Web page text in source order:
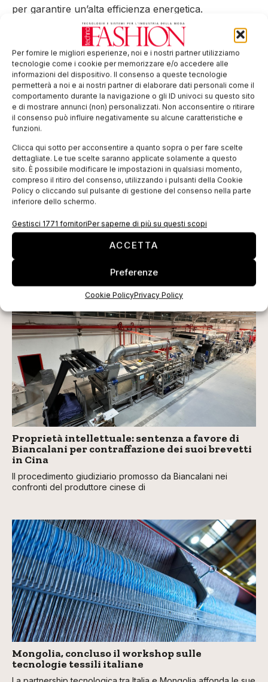
Per fornire le migliori esperienze, noi e i nostri partner utilizziamo
tecnologie come i cookie per memorizzare e/o accedere alle
informazioni del dispositivo. Il consenso a queste tecnologie
permetterà a noi e ai nostri partner di elaborare dati personali come il
comportamento durante la navigazione o gli ID univoci su questo sito
e di mostrare annunci (non) personalizzati. Non acconsentire o ritirare
il consenso può influire negativamente su alcune caratteristiche e
funzioni.
Clicca qui sotto per acconsentire a quanto sopra o per fare scelte
dettagliate. Le tue scelte saranno applicate solamente a questo
sito. È possibile modificare le impostazioni in qualsiasi momento,
compreso il ritiro del consenso, utilizzando i pulsanti della Cookie
Policy o cliccando sul pulsante di gestione del consenso nella parte
inferiore dello schermo.
Gestisci 1771 fornitoriPer saperne di più su questi scopi
ACCETTA
Preferenze
Cookie PolicyPrivacy Policy
per garantire un’alta efficienza energetica.
ISCRIVITI ALLA NEWSLETTER
TI POTREBBERO INTERESSARE
Proprietà intellettuale: sentenza a favore di
Biancalani per contraffazione dei suoi brevetti
in Cina
Il procedimento giudiziario promosso da Biancalani nei
confronti del produttore cinese di
Mongolia, concluso il workshop sulle
tecnologie tessili italiane